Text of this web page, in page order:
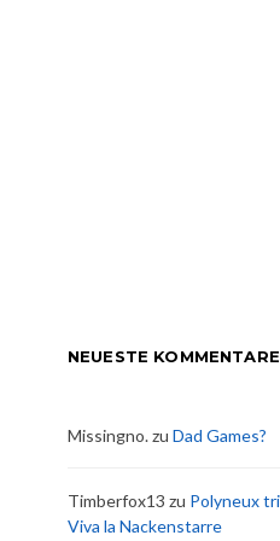
NEUESTE KOMMENTARE
Missingno.zu Dad Games?
Timberfox13 zu Polyneux
Viva la Nackenstarre